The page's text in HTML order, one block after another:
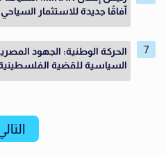
آفاقًا جديدة للاستثمار
الحركة الوطنية: الجهود
السياسية للقضية